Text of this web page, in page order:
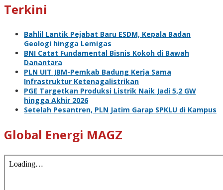
Terkini
Bahlil Lantik Pejabat Baru ESDM, Kepala Badan
Geologi hingga Lemigas
BNI Catat Fundamental Bisnis Kokoh di Bawah
Danantara
PLN UIT JBM-Pemkab Badung Kerja Sama
Infrastruktur Ketenagalistrikan
PGE Targetkan Produksi Listrik Naik Jadi 5,2 GW
hingga Akhir 2026
Setelah Pesantren, PLN Jatim Garap SPKLU di Kampus
Global Energi MAGZ